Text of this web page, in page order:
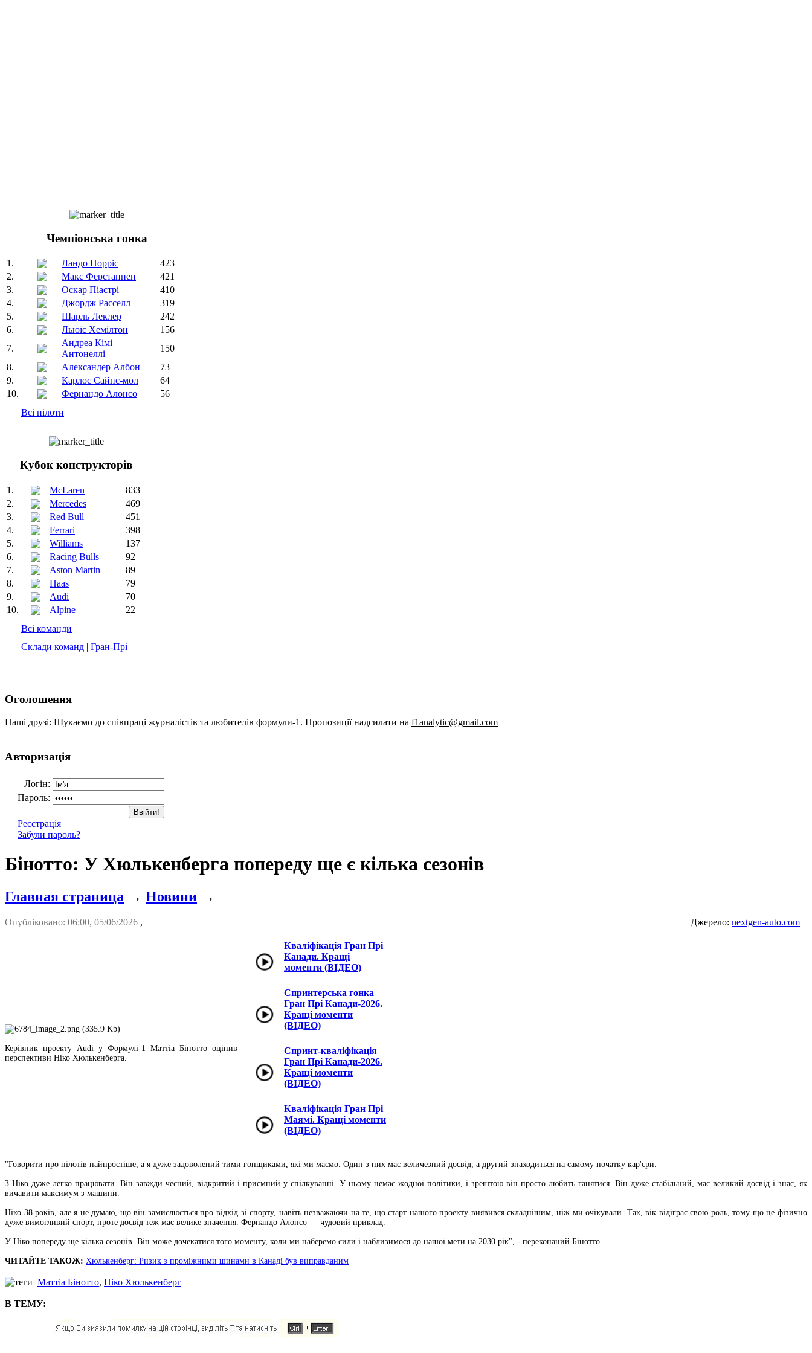
Чемпіонська гонка
1. Ландо Норріс
423
2.
Макс Ферстаппен
421
3.
Оскар Піастрі
410
4.
Джордж Расселл
319
5.
Шарль Леклер
242
6.
Льюїс Хемілтон
156
7.
Андреа Кімі
Антонеллі
150
8.
Александер Албон
73
9.
Карлос Сайнс-мол
64
10.
Фернандо Алонсо
56
Всі пілоти
Кубок конструкторів
1. McLaren
833
2.
Mercedes
469
3.
Red Bull
451
4.
Ferrari
398
5.
Williams
137
6.
Racing Bulls
92
7.
Aston Martin
89
8.
Haas
79
9.
Audi
70
10.
Alpine
22
Всі команди
Склади команд | Гран-Прі
Оголошення
Наші друзі: Шукаємо до співпраці журналістів та любителів формули-1. Пропозиції надсилати на f1analytic@gmail.com
Авторизація
Логін:
Пароль:
Реєстрація
Забули пароль?
Бінотто: У Хюлькенберга попереду ще є кілька сезонів
Главная страница → Новини →
Опубліковано: 06:00, 05/06/2026 , Джерело: nextgen-auto.com
Керівник проекту Audi у Формулі-1 Маттіа Бінотто оцінив
перспективи Ніко Хюлькенберга.
Кваліфікація Гран Прі
Канади. Кращі
моменти (ВІДЕО)
Спринтерська гонка
Гран Прі Канади-2026.
Кращі моменти
(ВІДЕО)
Спринт-кваліфікація
Гран Прі Канади-2026.
Кращі моменти
(ВІДЕО)
Кваліфікація Гран Прі
Маямі. Кращі моменти
(ВІДЕО)
"Говорити про пілотів найпростіше, а я дуже задоволений тими гонщиками, які ми маємо. Один з них має величезний досвід, а другий знаходиться на самому початку кар'єри.
З Ніко дуже легко працювати. Він завжди чесний, відкритий і приємний у спілкуванні. У ньому немає жодної політики, і зрештою він просто любить ганятися. Він дуже стабільний, має великий досвід і знає, як
вичавити максимум з машини.
Ніко 38 років, але я не думаю, що він замислюється про відхід зі спорту, навіть незважаючи на те, що старт нашого проекту виявився складнішим, ніж ми очікували. Так, вік відіграє свою роль, тому що це фізично
дуже вимогливий спорт, проте досвід теж має велике значення. Фернандо Алонсо — чудовий приклад.
У Ніко попереду ще кілька сезонів. Він може дочекатися того моменту, коли ми наберемо сили і наблизимося до нашої мети на 2030 рік", - переконаний Бінотто.
ЧИТАЙТЕ ТАКОЖ: Хюлькенберг: Ризик з проміжними шинами в Канаді був виправданим
Маттіа Бінотто, Ніко Хюлькенберг
В ТЕМУ: